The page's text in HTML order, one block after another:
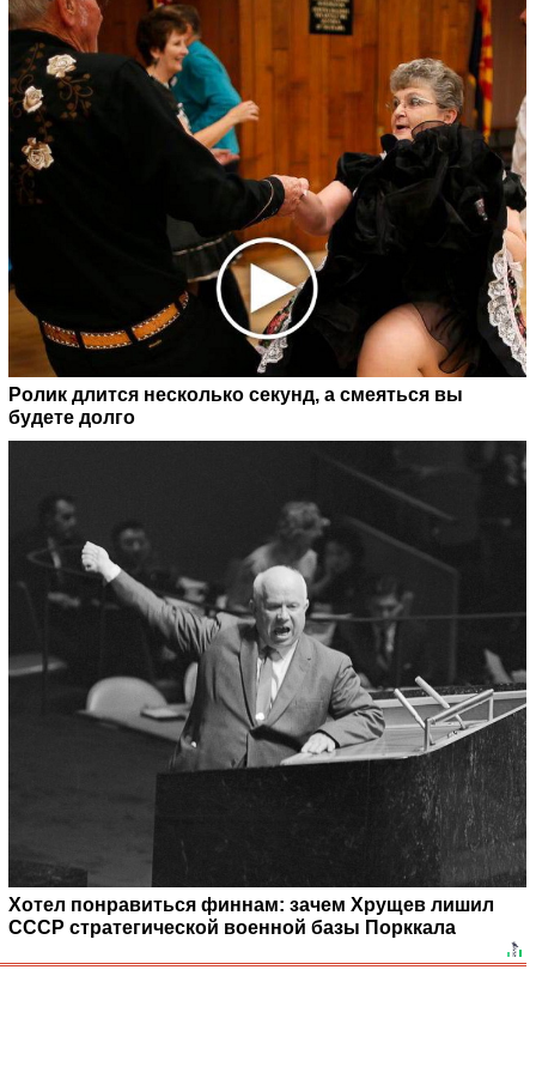
Ролик длится несколько секунд, а смеяться вы
будете долго
Хотел понравиться финнам: зачем Хрущев лишил
СССР стратегической военной базы Порккала